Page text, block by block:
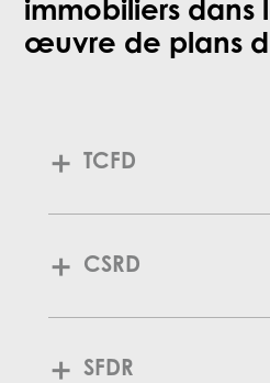
immobiliers dans
œuvre de plans
TCFD
CSRD
SFDR